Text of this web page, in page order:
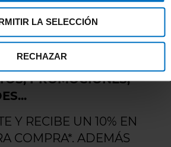
LA SELECCIÓN
RECHAZAR
PROMOCIONES,
Y RECIBE UN 10% EN
COMPRA*. ADEMÁS